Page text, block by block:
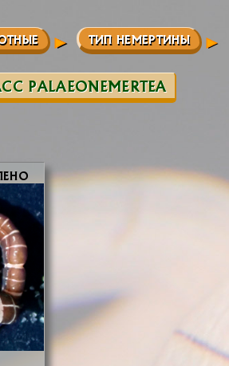
ТИП НЕМЕРТИНЫ
PALAEONEMERTEA